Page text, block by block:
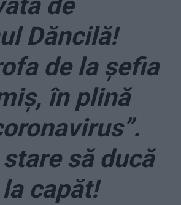
Dăncilă!
de la șefia
în plină
să ducă
capăt!